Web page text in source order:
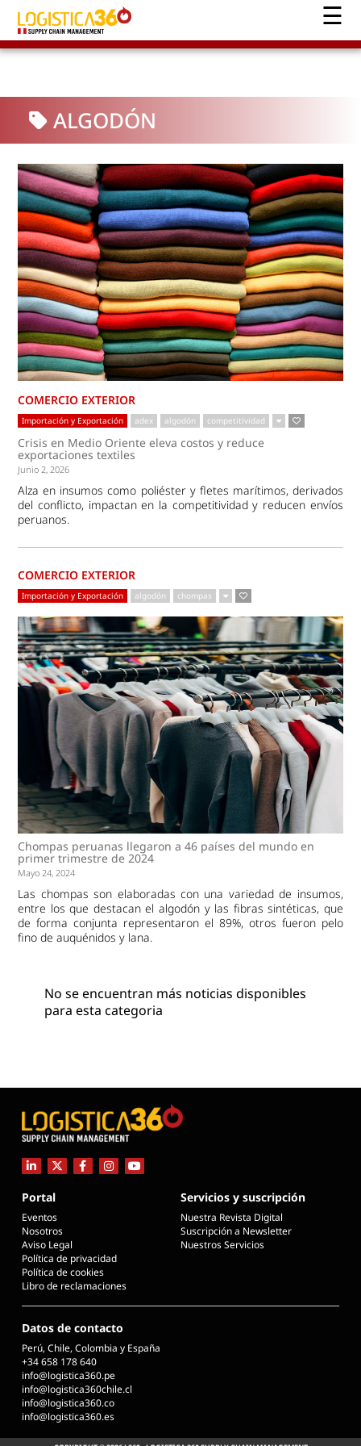
ALGODÓN
COMERCIO EXTERIOR
Importación y Exportación adex algodón competitividad
Crisis en Medio Oriente eleva costos y reduce
exportaciones textiles
Junio 2, 2026
Alza en insumos como poliéster y fletes marítimos, derivados
del conflicto, impactan en la competitividad y reducen envíos
peruanos.
COMERCIO EXTERIOR
Importación y Exportación algodón chompas
Chompas peruanas llegaron a 46 países del mundo en
primer trimestre de 2024
Mayo 24, 2024
Las chompas son elaboradas con una variedad de insumos,
entre los que destacan el algodón y las fibras sintéticas, que
de forma conjunta representaron el 89%, otros fueron pelo
fino de auquénidos y lana.
No se encuentran más noticias disponibles
para esta categoria
Portal
Eventos
Nosotros
Aviso Legal
Política de privacidad
Política de cookies
Libro de reclamaciones
Servicios y suscripción
Nuestra Revista Digital
Suscripción a Newsletter
Nuestros Servicios
Datos de contacto
Perú, Chile, Colombia y España
+34 658 178 640
info@logistica360.pe
info@logistica360chile.cl
info@logistica360.co
info@logistica360.es